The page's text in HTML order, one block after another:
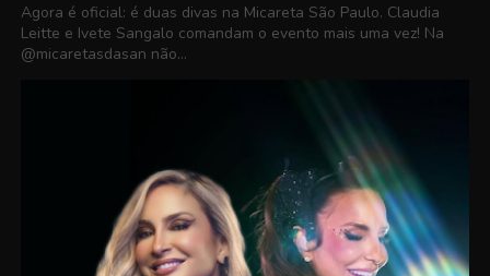
Agora é oficial: é duas divas na Micareta São Paulo. Claudia
Leitte e Ivete Sangalo comandam o evento mais uma vez! Na
@micaretasdasan não...